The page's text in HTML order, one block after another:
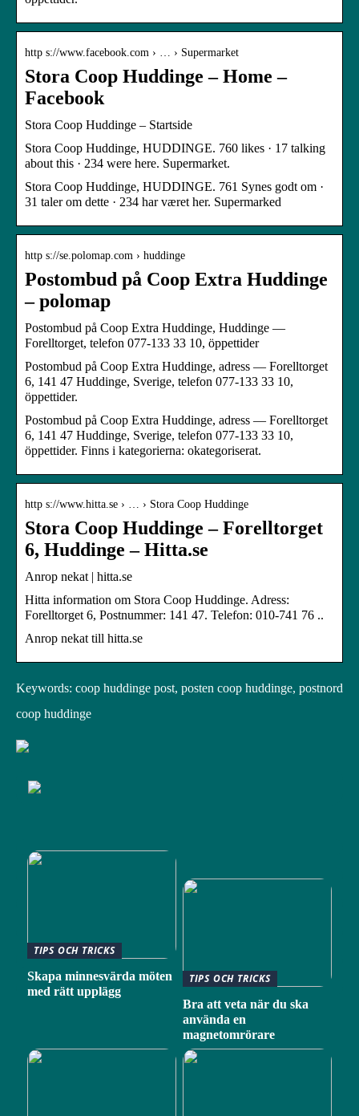
http s://www.facebook.com › … › Supermarket
Stora Coop Huddinge – Home –
Facebook
Stora Coop Huddinge – Startside
Stora Coop Huddinge, HUDDINGE. 760 likes · 17 talking
about this · 234 were here. Supermarket.
Stora Coop Huddinge, HUDDINGE. 761 Synes godt om ·
31 taler om dette · 234 har været her. Supermarked
http s://se.polomap.com › huddinge
Postombud på Coop Extra Huddinge
– polomap
Postombud på Coop Extra Huddinge, Huddinge —
Forelltorget, telefon 077-133 33 10, öppettider
Postombud på Coop Extra Huddinge, adress — Forelltorget
6, 141 47 Huddinge, Sverige, telefon 077-133 33 10,
öppettider.
Postombud på Coop Extra Huddinge, adress — Forelltorget
6, 141 47 Huddinge, Sverige, telefon 077-133 33 10,
öppettider. Finns i kategorierna: okategoriserat.
http s://www.hitta.se › … › Stora Coop Huddinge
Stora Coop Huddinge – Forelltorget
6, Huddinge – Hitta.se
Anrop nekat | hitta.se
Hitta information om Stora Coop Huddinge. Adress:
Forelltorget 6, Postnummer: 141 47. Telefon: 010-741 76 ..
Anrop nekat till hitta.se
Keywords: coop huddinge post, posten coop huddinge, postnord
coop huddinge
TIPS OCH TRICKS
Skapa minnesvärda möten
med rätt upplägg
TIPS OCH TRICKS
Bra att veta när du ska
använda en
magnetomrörare